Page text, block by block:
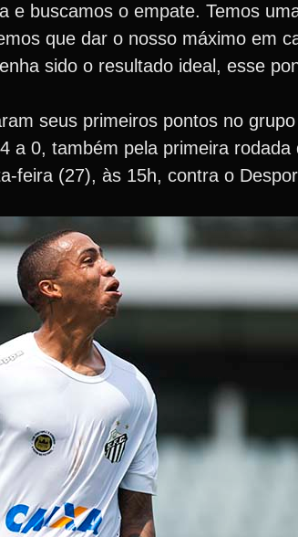
e buscamos o empate. Temos
que dar o nosso máximo em
sido o resultado ideal, esse
seus primeiros pontos no
a 0, também pela primeira rodada
feira (27), às 15h, contra o